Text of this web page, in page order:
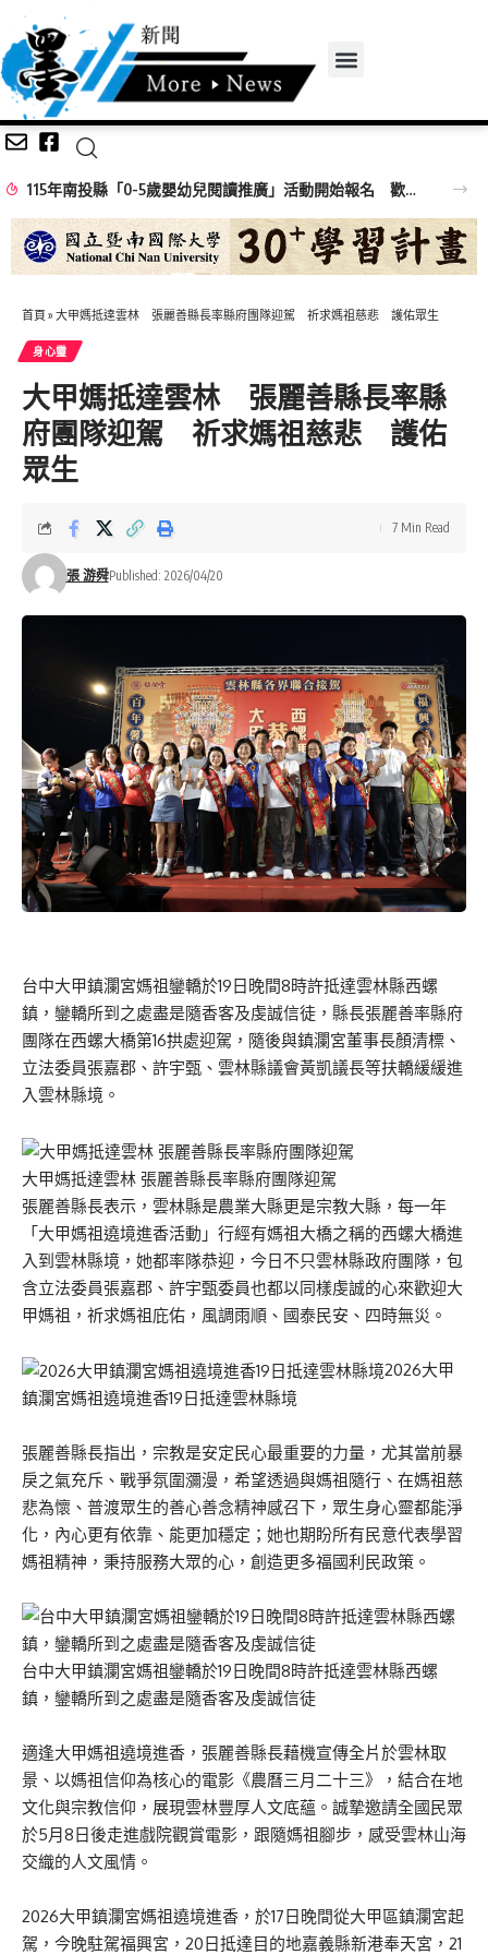
115年南投縣「0-5歲嬰幼兒閱讀推廣」活動開始報名 歡迎民眾踴躍參加
首頁 » 大甲媽抵達雲林 張麗善縣長率縣府團隊迎駕 祈求媽祖慈悲 護佑眾生
身心𩆜
大甲媽抵達雲林 張麗善縣長率縣
府團隊迎駕 祈求媽祖慈悲 護佑
眾生
張 游舜Published: 2026/04/20
7 Min Read
台中大甲鎮瀾宮媽祖鑾轎於19日晚間8時許抵達雲林縣西螺
鎮，鑾轎所到之處盡是隨香客及虔誠信徒，縣長張麗善率縣府
團隊在西螺大橋第16拱處迎駕，隨後與鎮瀾宮董事長顏清標、
立法委員張嘉郡、許宇甄、雲林縣議會黃凱議長等扶轎緩緩進
入雲林縣境。
大甲媽抵達雲林 張麗善縣長率縣府團隊迎駕
張麗善縣長表示，雲林縣是農業大縣更是宗教大縣，每一年
「大甲媽祖遶境進香活動」行經有媽祖大橋之稱的西螺大橋進
入到雲林縣境，她都率隊恭迎，今日不只雲林縣政府團隊，包
含立法委員張嘉郡、許宇甄委員也都以同樣虔誠的心來歡迎大
甲媽祖，祈求媽祖庇佑，風調雨順、國泰民安、四時無災。
2026大甲
鎮瀾宮媽祖遶境進香19日抵達雲林縣境
張麗善縣長指出，宗教是安定民心最重要的力量，尤其當前暴
戾之氣充斥、戰爭氛圍瀰漫，希望透過與媽祖隨行、在媽祖慈
悲為懷、普渡眾生的善心善念精神感召下，眾生身心靈都能淨
化，內心更有依靠、能更加穩定；她也期盼所有民意代表學習
媽祖精神，秉持服務大眾的心，創造更多福國利民政策。
台中大甲鎮瀾宮媽祖鑾轎於19日晚間8時許抵達雲林縣西螺
鎮，鑾轎所到之處盡是隨香客及虔誠信徒
適逢大甲媽祖遶境進香，張麗善縣長藉機宣傳全片於雲林取
景、以媽祖信仰為核心的電影《農曆三月二十三》，結合在地
文化與宗教信仰，展現雲林豐厚人文底蘊。誠摯邀請全國民眾
於5月8日後走進戲院觀賞電影，跟隨媽祖腳步，感受雲林山海
交織的人文風情。
2026大甲鎮瀾宮媽祖遶境進香，於17日晚間從大甲區鎮瀾宮起
駕，今晚駐駕福興宮，20日抵達目的地嘉義縣新港奉天宮，21